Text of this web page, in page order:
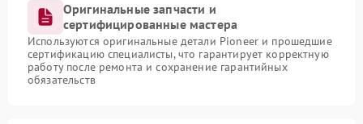
Оригинальные запчасти и
сертифицированные мастера
Используются оригинальные детали Pioneer и прошедшие
сертификацию специалисты, что гарантирует корректную
работу после ремонта и сохранение гарантийных
обязательств